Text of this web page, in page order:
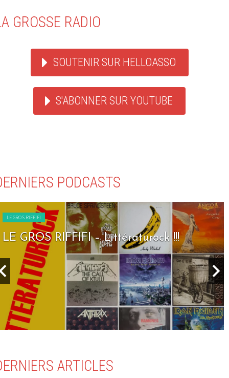
GROSSE RADIO
SOUTENIR SUR HELLOASSO
S'ABONNER SUR YOUTUBE
PODCASTS
LE GROS RIFFIFI
LE GROS RIFFIFI – Seven Days To Rock
ARTICLES